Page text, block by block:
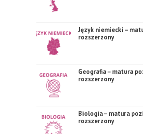
Język niemiecki –
rozszerzony
Geografia – matura
rozszerzony
Biologia – matura
rozszerzony